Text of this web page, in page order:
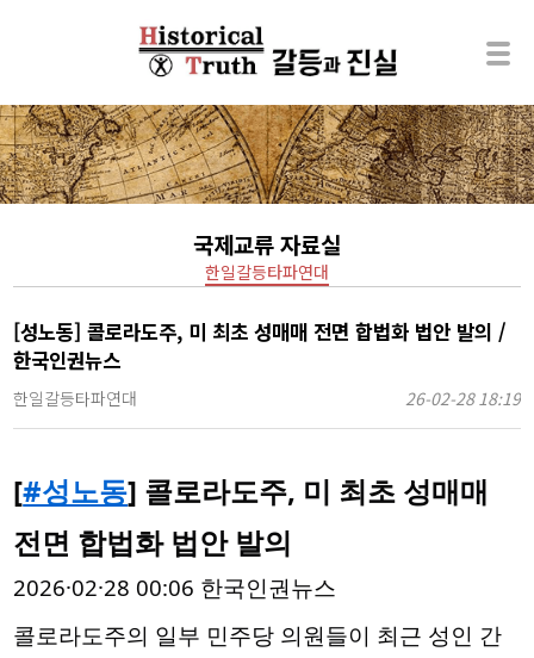
국제교류 자료실
한일갈등타파연대
[성노동] 콜로라도주, 미 최초 성매매 전면 합법화 법안 발의 /
한국인권뉴스
한일갈등타파연대 26-02-28 18:19
[#성노동] 콜로라도주, 미 최초 성매매
전면 합법화 법안 발의
2026·02·28 00:06 한국인권뉴스
콜로라도주의 일부 민주당 의원들이 최근 성인 간